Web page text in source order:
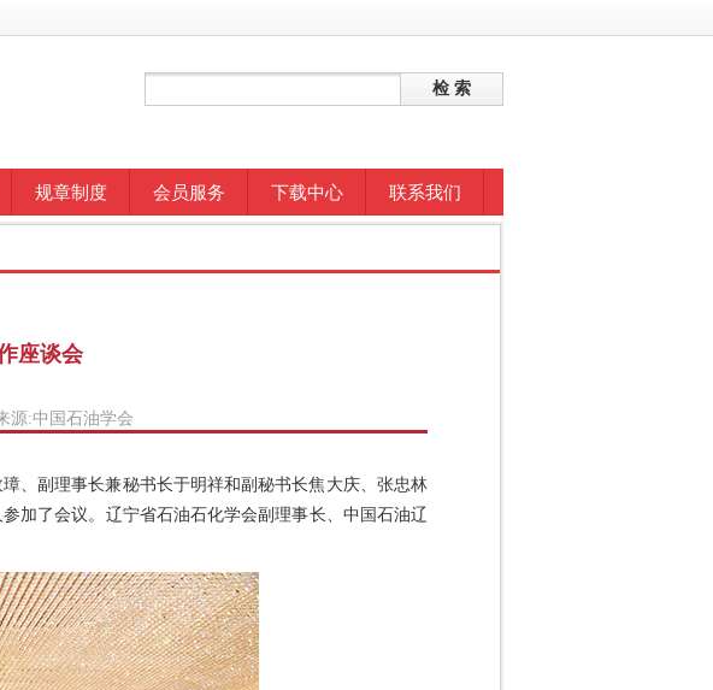
规章制度 会员服务 下载中心 联系我们
座谈会
:中国石油学会
、副理事长兼秘书长于明祥和副秘书长焦大庆、张忠林
加了会议。辽宁省石油石化学会副理事长、中国石油辽